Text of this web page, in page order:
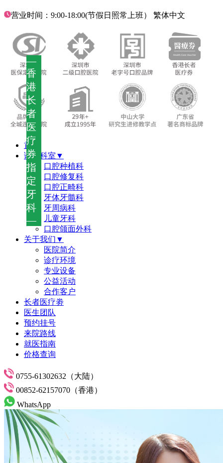
—
香
港
长
者
医
疗
券
指
定
牙
科
—
营业时间：9:00-18:00(节假日照常上班） 繁体中文
首页
诊疗科室▼
口腔种植科
口腔修复科
口腔正畸科
牙体牙髓科
牙周病科
儿童牙科
口腔颌面外科
关于我们▼
医院简介
诊疗环境
专业设备
公益活动
合作客户
长者医疗劵
医生团队
预约挂号
来院路线
就医指南
价格查询
0755-61302632（大陆）
00852-62157070（香港）
WhatsApp